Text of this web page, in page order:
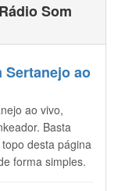
Som
Sertanejo ao
ao vivo,
Basta
desta página
forma simples.